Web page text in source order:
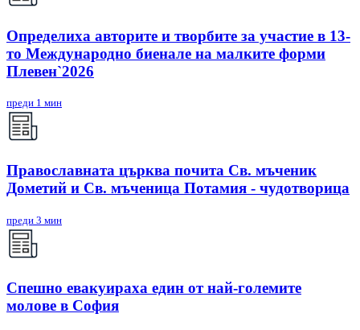
Определиха авторите и творбите за участие в 13-
то Международно биенале на малките форми
Плевен`2026
преди 1 мин
Православната църква почита Св. мъченик
Дометий и Св. мъченица Потамия - чудотворица
преди 3 мин
Спешно евакуираха един от най-големите
молове в София